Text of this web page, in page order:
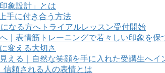
象設計」とは
手に付き合う方法
なる方へトライアルレッスン受付開始
｜表情筋トレーニングで若々しい印象を保
変える大切さ
える｜自然な笑顔を手に入れた受講生へイ
信頼される人の表情とは